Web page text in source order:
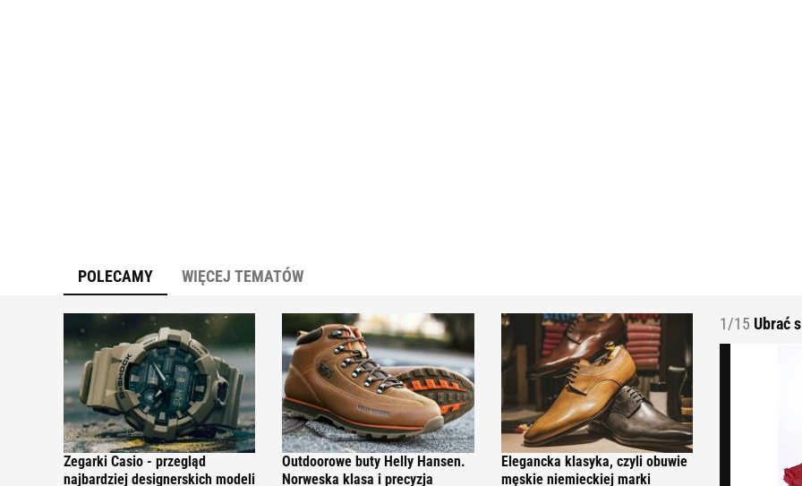
POLECAMY WIĘCEJ TEMATÓW
Zegarki Casio - przegląd
najbardziej designerskich modeli
Outdoorowe buty Helly Hansen.
Norweska klasa i precyzja
Elegancka klasyka, czyli obuwie
męskie niemieckiej marki
1/15 Ubrać